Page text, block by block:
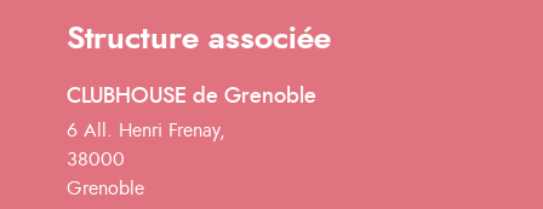
Structure associée
CLUBHOUSE de Grenoble
6 All. Henri Frenay,
38000
Grenoble